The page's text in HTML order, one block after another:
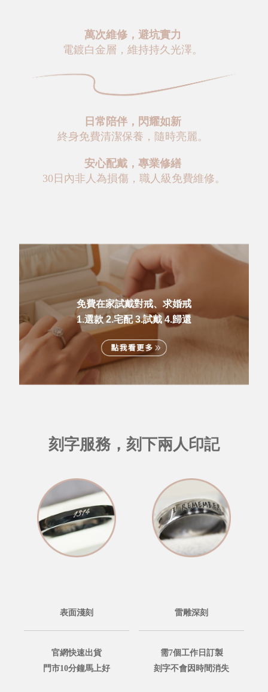
萬次維修，避坑實力
電鍍白金層，維持持久光澤。
日常陪伴，閃耀如新
終身免費清潔保養，隨時亮麗。
安心配戴，專業修繕
30日內非人為損傷，職人級免費維修。
免費在家試戴對戒、求婚戒
1.選款 2.宅配 3.試戴 4.歸還
刻字服務，刻下兩人印記
表面淺刻
官網快速出貨
門市10分鐘馬上好
雷雕深刻
需7個工作日訂製
刻字不會因時間消失